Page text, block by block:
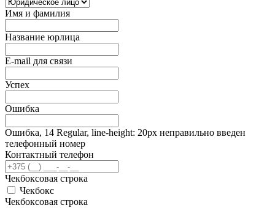
Имя и фамилия
Название юрлица
E-mail для связи
Успех
Ошибка
Ошибка, 14 Regular, line-height: 20px неправильно введен
телефонный номер
Контактный телефон
Чекбоксовая строка
Чекбокс
Чекбоксовая строка